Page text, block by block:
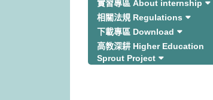
實習專區 About internship
相關法規 Regulations
下載專區 Download
高教深耕 Higher Education
Sprout Project